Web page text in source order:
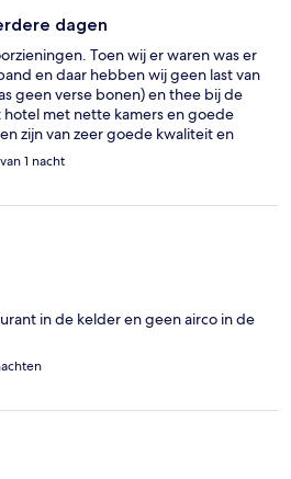
dagen
Toen wij er waren was er
en daar hebben wij geen last van
geen verse bonen) en thee bij de
met nette kamers en goede
zijn van zeer goede kwaliteit en
en al met al veel gemak om te
ook als je meerdere dagen
1 nacht
in de kelder en geen airco in de